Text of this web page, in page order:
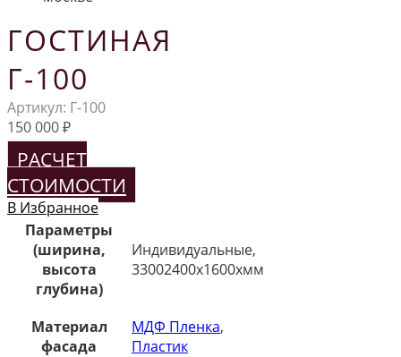
ГОСТИНАЯ
Г-100
Артикул: Г-100
150 000₽
РАСЧЕТ
СТОИМОСТИ
В Избранное
Параметры
(ширина,
высота
глубина)
Индивидуальные,
33002400х1600хмм
Материал
фасада
МДФ Пленка,
Пластик